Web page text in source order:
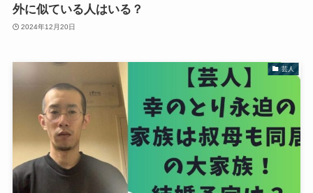
外に似ている人はいる？
2024年12月20日
芸人